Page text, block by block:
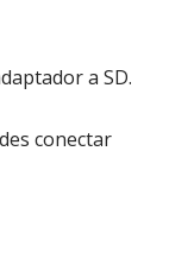
a SD.
conectar